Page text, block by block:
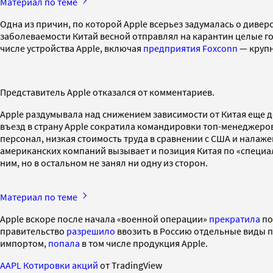
Одна из причин, по которой Apple всерьез задумалась о
заболеваемости Китай весной отправлял на карантин целые
числе устройства Apple, включая предприятия Foxconn —
Представитель Apple отказался от комментариев.
Apple раздумывала над снижением зависимости от Китая еще
въезд в страну Apple сократила командировки топ-
персонал, низкая стоимость труда в сравнении с США и
американских компаний вызывает и позиция Китая по
ним, но в остальном не занял ни одну из сторон.
Материал по теме
Apple вскоре после начала «военной операции» прекратила
правительство разрешило ввозить в Россию отдельные виды
импортом, попала в том числе продукция Apple.
AAPL Котировки акций от TradingView